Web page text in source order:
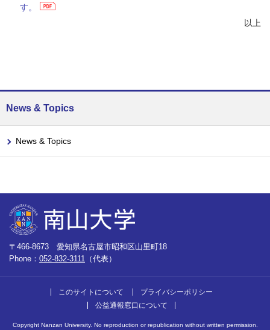
す。
以上
News & Topics
News & Topics
〒466-8673 愛知県名古屋市昭和区山里町18
Phone： 052-832-3111 （代表）
このサイトについて
プライバシーポリシー
公益通報窓口について
Copyright Nanzan University. No reproduction or republication without written permission.